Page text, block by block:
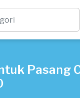
Pasang